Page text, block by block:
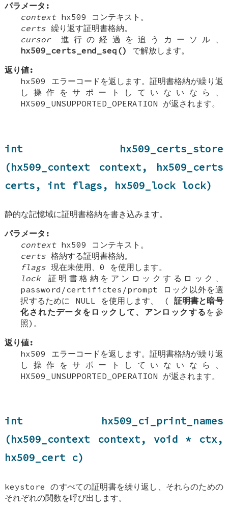
パラメータ:
contexthx509 コンテキスト。
certs 繰り返す証明書格納。
cursor進行の経過を追うカーソル、
hx509_certs_end_seq()
で解放します。
返り値:
hx509 エラーコードを返します。証明書格納が繰り返
し操作をサポートしていないなら、
HX509_UNSUPPORTED_OPERATION が返されます。
int hx509_certs_store
(hx509_context context, hx509_certs
certs, int flags, hx509_lock lock)
静的な記憶域に証明書格納を書き込みます。
パラメータ:
contexthx509 コンテキスト。
certs 格納する証明書格納。
flags 現在未使用、0 を使用します。
lock証明書格納をアンロックするロック、
password/certifictes/prompt ロック以外を選
択するために NULL を使用します、 ( 証明書と暗号
化されたデータをロックして、アンロックする を参
照)。
返り値:
hx509 エラーコードを返します。証明書格納が繰り返
し操作をサポートしていないなら、
HX509_UNSUPPORTED_OPERATION が返されます。
int hx509_ci_print_names
(hx509_context context, void * ctx,
hx509_cert c)
keystore のすべての証明書を繰り返し、それらのための
それぞれの関数を呼び出します。